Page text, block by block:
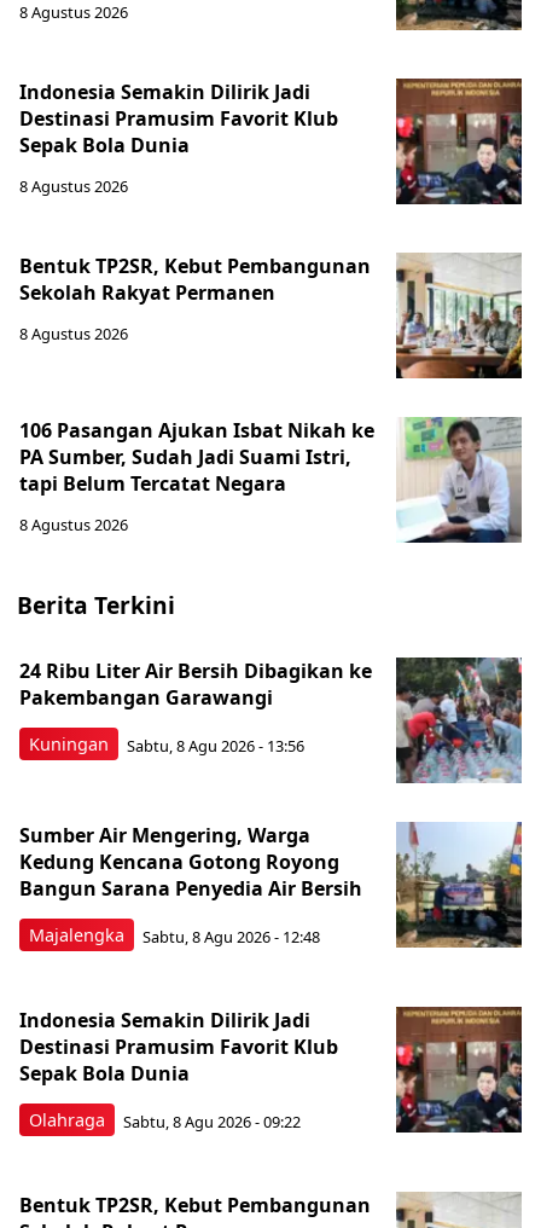
8 Agustus 2026
Indonesia Semakin Dilirik Jadi
Destinasi Pramusim Favorit Klub
Sepak Bola Dunia
8 Agustus 2026
Bentuk TP2SR, Kebut Pembangunan
Sekolah Rakyat Permanen
8 Agustus 2026
106 Pasangan Ajukan Isbat Nikah ke
PA Sumber, Sudah Jadi Suami Istri,
tapi Belum Tercatat Negara
8 Agustus 2026
Berita Terkini
Kuningan
24 Ribu Liter Air Bersih Dibagikan ke
Pakembangan Garawangi
Sabtu, 8 Agu 2026 - 13:56
Majalengka
Sumber Air Mengering, Warga
Kedung Kencana Gotong Royong
Bangun Sarana Penyedia Air Bersih
Sabtu, 8 Agu 2026 - 12:48
Olahraga
Indonesia Semakin Dilirik Jadi
Destinasi Pramusim Favorit Klub
Sepak Bola Dunia
Sabtu, 8 Agu 2026 - 09:22
Bentuk TP2SR, Kebut Pembangunan